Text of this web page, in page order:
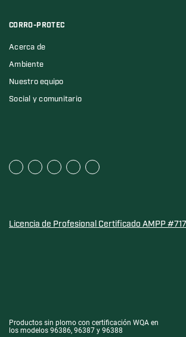
CORRO-PROTEC
Acerca de
Ambiente
Nuestro equipo
Social y comunitario
Licencia de Profesional Certificado AMPP
Productos sin plomo con certificación WQA en
los modelos 96386, 96387 y 96388